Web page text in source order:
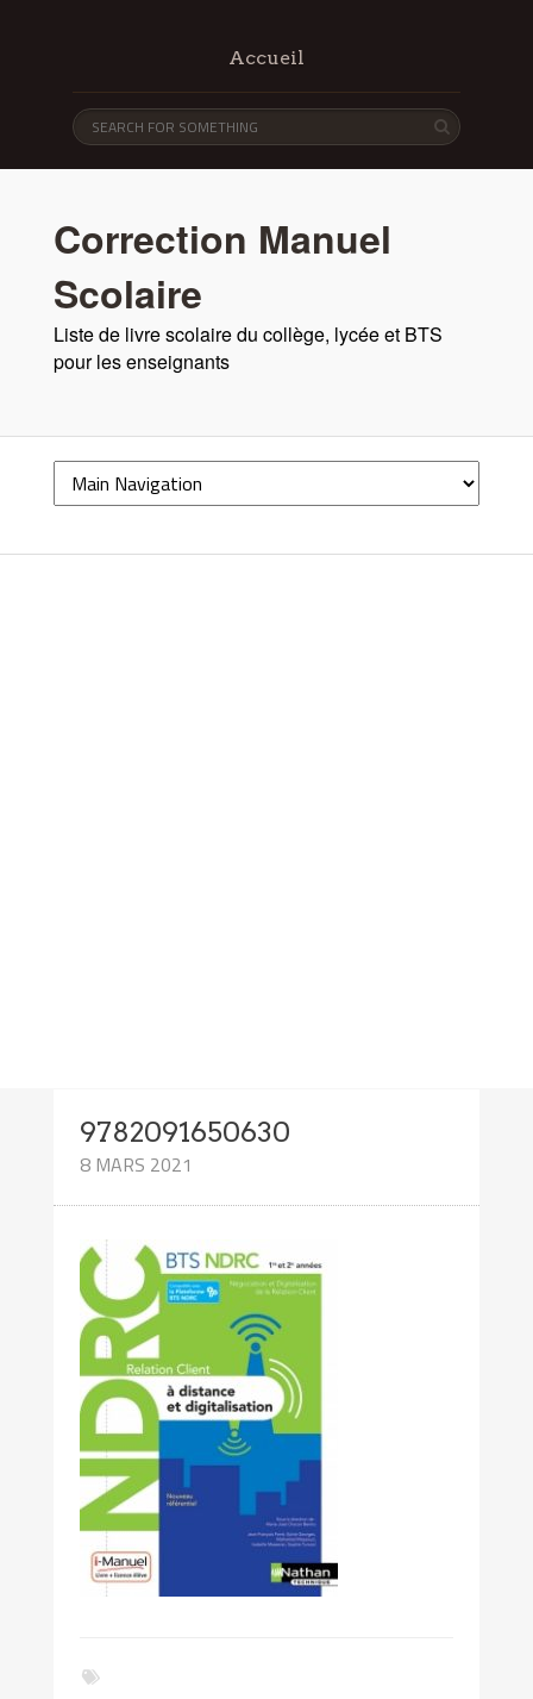
Accueil
Correction Manuel
Scolaire
Liste de livre scolaire du collège, lycée et BTS
pour les enseignants
9782091650630
8 MARS 2021